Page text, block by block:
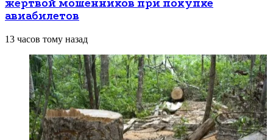
жертвой мошенников при покупке
авиабилетов
13 часов тому назад